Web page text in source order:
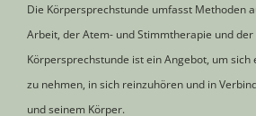
Die Körpersprechstunde umfasst Methoden
Arbeit, der Atem- und Stimmtherapie und
Körpersprechstunde ist ein Angebot, um
zu nehmen, in sich reinzuhören und in
und seinem Körper.